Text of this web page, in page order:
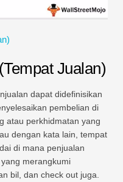
Jualan)
dapat didefinisikan
pembelian di
atau perkhidmatan yang
dengan kata lain, tempat
di mana penjualan
merangkumi
bil, dan check out juga.